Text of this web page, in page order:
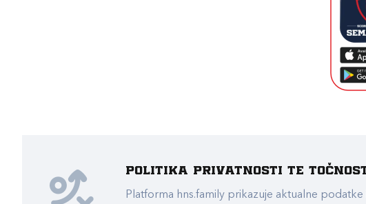
Politika privatnosti te
Platforma hns.family prikazuje aktualne